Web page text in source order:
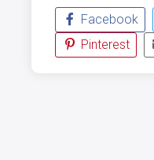
Facebook
Pinterest